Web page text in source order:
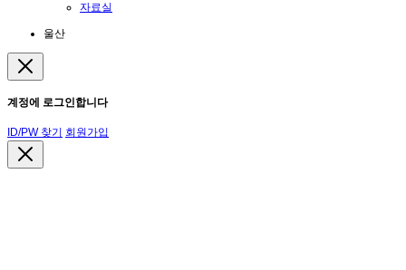
자료실
울산
계정에 로그인합니다
ID/PW 찾기 회원가입